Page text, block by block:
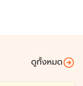
ดูทั้งหมด